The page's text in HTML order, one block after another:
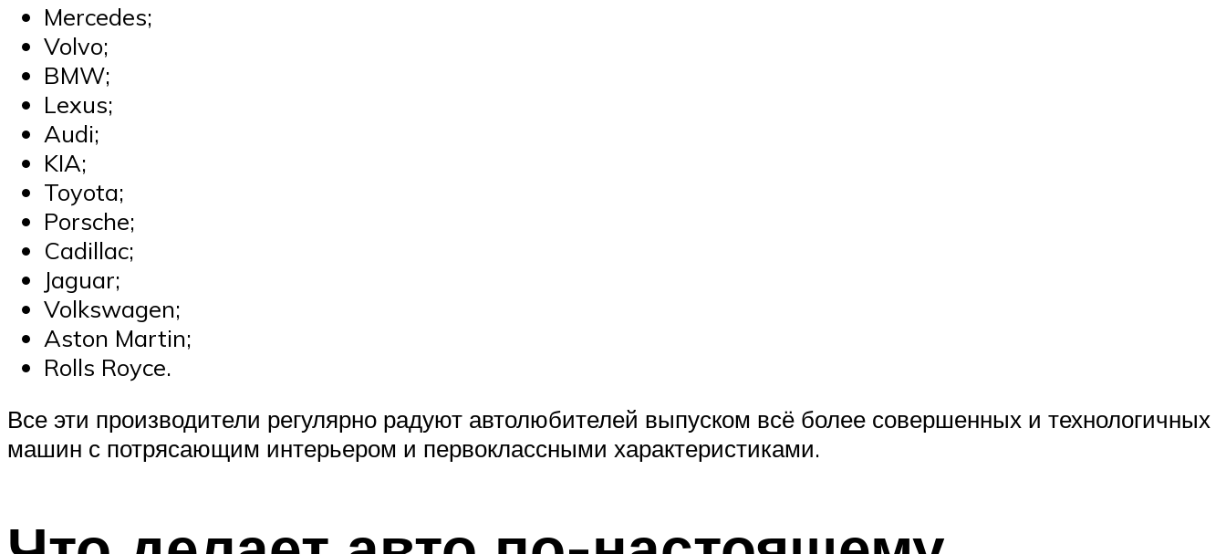
Mercedes;
Volvo;
BMW;
Lexus;
Audi;
KIA;
Toyota;
Porsche;
Cadillac;
Jaguar;
Volkswagen;
Aston Martin;
Rolls Royce.
Все эти производители регулярно радуют автолюбителей выпуском всё более совершенных и технологичных
машин с потрясающим интерьером и первоклассными характеристиками.